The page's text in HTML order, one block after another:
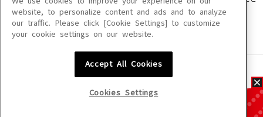
を禁じます。
楽曲及びコンテンツは、機種によりご利用いただけない場合があります。
楽曲及びコンテンツの配信日、配信内容が変更になる場合があります。
website, to personalize content and ads and to analyze
our traffic. Please click [Cookie Settings] to customize
your cookie settings on our website.
Accept All Cookies
Cookies Settings